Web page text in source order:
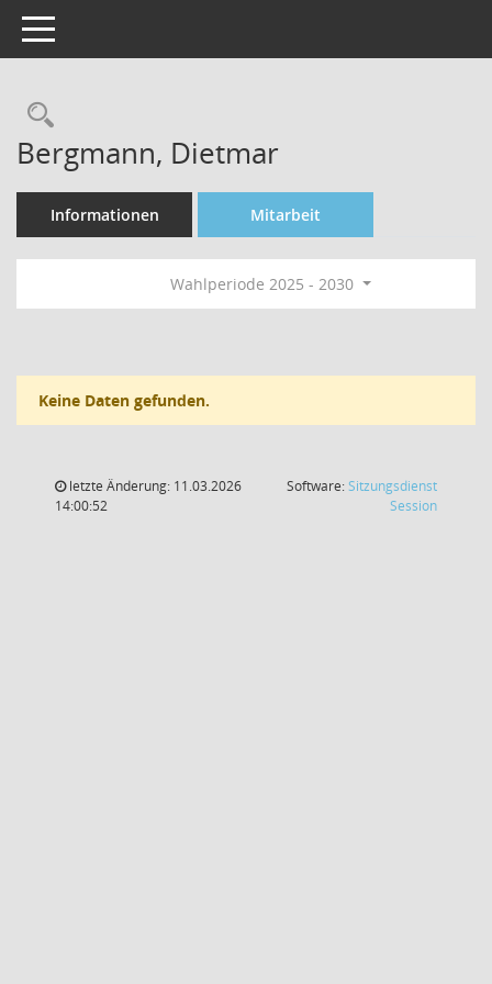
Toggle navigation
Rechercheauswahl
Bergmann, Dietmar
Informationen Mitarbeit
Wahlperiode 2025 - 2030
Keine Daten gefunden.
letzte Änderung: 11.03.2026
14:00:52
Software:Sitzungsdienst
Session(Wird in